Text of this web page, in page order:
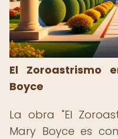
El Zoroastrismo
Boyce
La obra "El
Mary Boyce es